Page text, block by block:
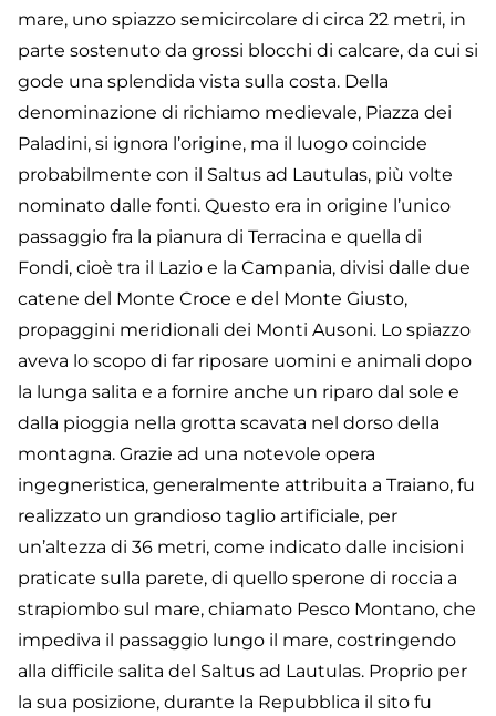
mare, uno spiazzo semicircolare di circa 22 metri, in
parte sostenuto da grossi blocchi di calcare, da cui si
gode una splendida vista sulla costa. Della
denominazione di richiamo medievale, Piazza dei
Paladini, si ignora l’origine, ma il luogo coincide
probabilmente con il Saltus ad Lautulas, più volte
nominato dalle fonti. Questo era in origine l’unico
passaggio fra la pianura di Terracina e quella di
Fondi, cioè tra il Lazio e la Campania, divisi dalle due
catene del Monte Croce e del Monte Giusto,
propaggini meridionali dei Monti Ausoni. Lo spiazzo
aveva lo scopo di far riposare uomini e animali dopo
la lunga salita e a fornire anche un riparo dal sole e
dalla pioggia nella grotta scavata nel dorso della
montagna. Grazie ad una notevole opera
ingegneristica, generalmente attribuita a Traiano, fu
realizzato un grandioso taglio artificiale, per
un’altezza di 36 metri, come indicato dalle incisioni
praticate sulla parete, di quello sperone di roccia a
strapiombo sul mare, chiamato Pesco Montano, che
impediva il passaggio lungo il mare, costringendo
alla difficile salita del Saltus ad Lautulas. Proprio per
la sua posizione, durante la Repubblica il sito fu